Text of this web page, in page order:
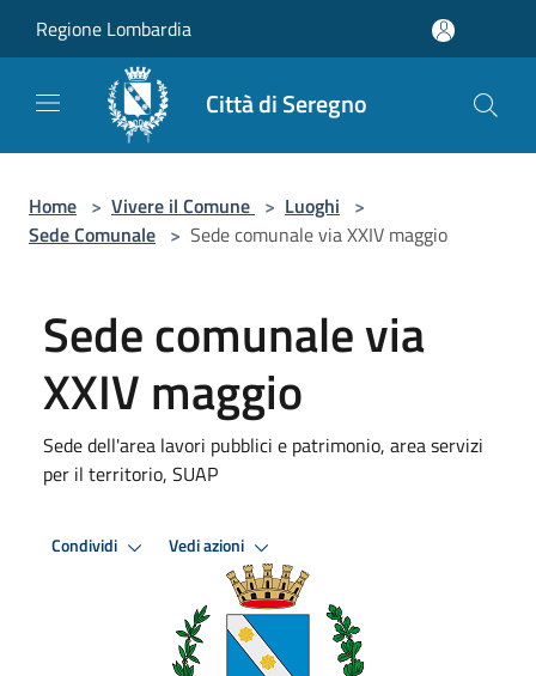
Regione Lombardia
Città di Seregno
Home > Vivere il Comune > Luoghi >
Sede Comunale > Sede comunale via XXIV maggio
Sede comunale via
XXIV maggio
Sede dell'area lavori pubblici e patrimonio, area servizi
per il territorio, SUAP
Condividi Vedi azioni